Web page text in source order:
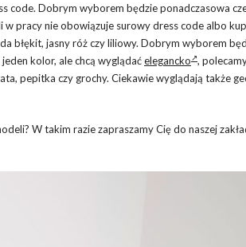
code. Dobrym wyborem będzie ponadczasowa
pracy nie obowiązuje surowy dress code albo
błękit, jasny róż czy liliowy. Dobrym wyborem
kolor, ale chcą wyglądaćelegancko ,
pepitka czy grochy. Ciekawie wyglądają także
W takim razie zapraszamy Cię do naszej